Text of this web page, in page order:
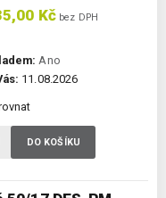
Kč bez DPH
Ano
11.08.2026
DO KOŠÍKU